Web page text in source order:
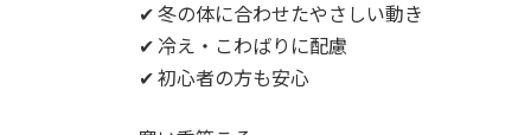
✔ 冬の体に合わせたやさしい動き
✔ 冷え・こわばりに配慮
✔ 初心者の方も安心